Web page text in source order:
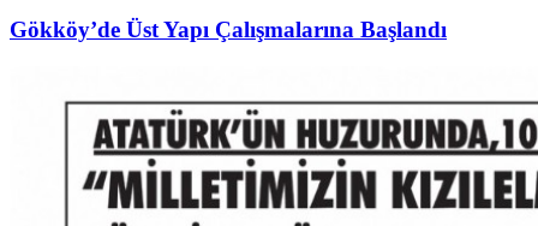
Gökköy’de Üst Yapı Çalışmalarına Başlandı